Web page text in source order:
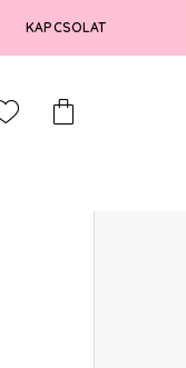
KAPCSOLAT